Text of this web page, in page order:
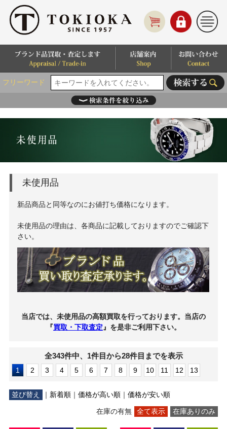
フリーワード
未使用品
新品商品と同等なのにお値打ち価格になります。
未使用品の理由は、各商品に記載しておりますのでご確認下
さい。
当店では、未使用品の高額買取を行っております。当店の
『買取・下取査定』を是非ご利用下さい。
全343件中、1件目から28件目までを表示
1 2 3 4 5 6 7 8 9 10 11 12 13
並び替え ｜ 新着順｜ 価格が高い順｜ 価格が安い順
在庫の有無 全て表示 在庫ありのみ